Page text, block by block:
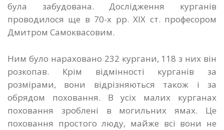
була забудована. Дослідження курганів
проводилося ще в 70-х рр. ХІХ ст. професором
Дмитром Самоквасовим.
Ним було нараховано 232 кургани, 118 з них він
розкопав. Крім відмінності курганів за
розмірами, вони відрізняються також і за
обрядом поховання. В усіх малих курганах
поховання зроблені в могильних ямах. Це
поховання простого люду, майже всі вони не